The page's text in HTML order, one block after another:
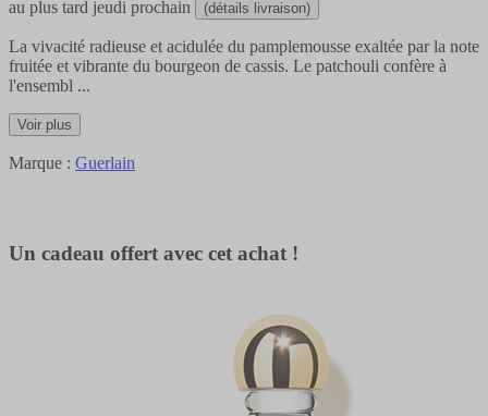
au plus tard jeudi prochain (détails livraison)
La vivacité radieuse et acidulée du pamplemousse exaltée par la note
fruitée et vibrante du bourgeon de cassis. Le patchouli confère à
l'ensembl ...
Voir plus
Marque : Guerlain
Un cadeau offert avec cet achat !